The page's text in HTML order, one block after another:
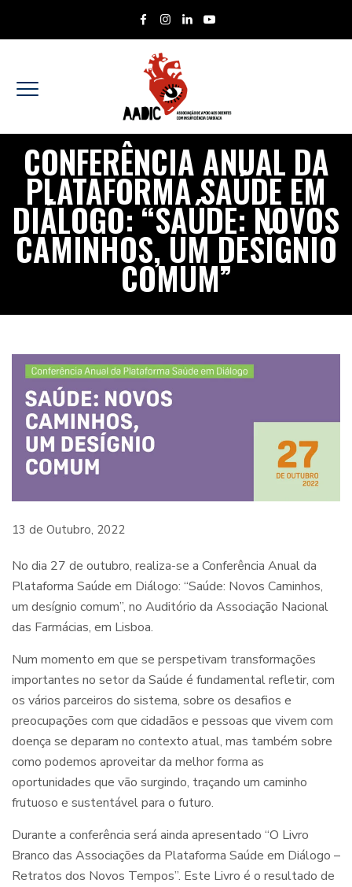
CONFERÊNCIA ANUAL DA
PLATAFORMA SAÚDE EM
DIÁLOGO: “SAÚDE: NOVOS
CAMINHOS, UM DESÍGNIO
COMUM”
13 de Outubro, 2022
No dia 27 de outubro, realiza-se a Conferência Anual da
Plataforma Saúde em Diálogo: “Saúde: Novos Caminhos,
um desígnio comum”, no Auditório da Associação Nacional
das Farmácias, em Lisboa.
Num momento em que se perspetivam transformações
importantes no setor da Saúde é fundamental refletir, com
os vários parceiros do sistema, sobre os desafios e
preocupações com que cidadãos e pessoas que vivem com
doença se deparam no contexto atual, mas também sobre
como podemos aproveitar da melhor forma as
oportunidades que vão surgindo, traçando um caminho
frutuoso e sustentável para o futuro.
Durante a conferência será ainda apresentado “O Livro
Branco das Associações da Plataforma Saúde em Diálogo –
Retratos dos Novos Tempos”. Este Livro é o resultado de